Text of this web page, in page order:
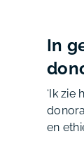
In
‘Ik zie
en